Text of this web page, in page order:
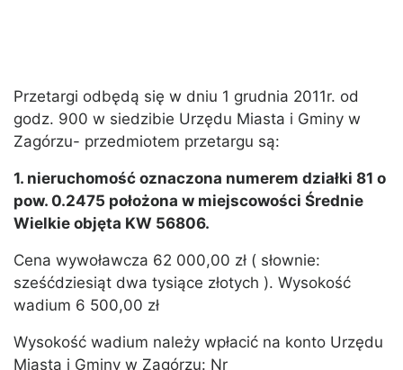
Przetargi odbędą się w dniu 1 grudnia 2011r. od
godz. 900 w siedzibie Urzędu Miasta i Gminy w
Zagórzu- przedmiotem przetargu są:
1. nieruchomość oznaczona numerem działki 81 o
pow. 0.2475 położona w miejscowości Średnie
Wielkie objęta KW 56806.
Cena wywoławcza 62 000,00 zł ( słownie:
sześćdziesiąt dwa tysiące złotych ). Wysokość
wadium 6 500,00 zł
Wysokość wadium należy wpłacić na konto Urzędu
Miasta i Gminy w Zagórzu: Nr